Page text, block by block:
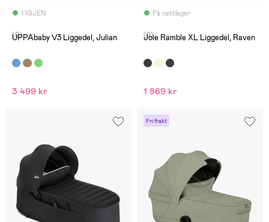
1 IGJEN
(0)
UPPAbaby V3 Liggedel, Julian
3 499 kr
På nettlager
(0)
Joie Ramble XL Liggedel, Raven
1 869 kr
Fri frakt